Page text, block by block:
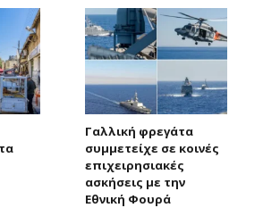
Γαλλική φρεγάτα
συμμετείχε σε κοινές
επιχειρησιακές
ασκήσεις με την
Εθνική Φουρά